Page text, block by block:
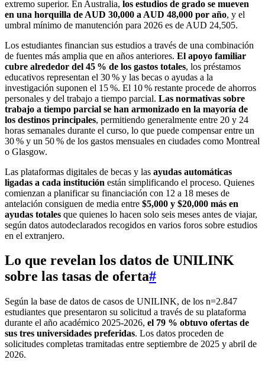
extremo superior. En Australia, los estudios de grado se mueven
en una horquilla de AUD 30,000 a AUD 48,000 por año, y el
umbral mínimo de manutención para 2026 es de AUD 24,505.
Los estudiantes financian sus estudios a través de una combinación
de fuentes más amplia que en años anteriores. El apoyo familiar
cubre alrededor del 45 % de los gastos totales, los préstamos
educativos representan el 30 % y las becas o ayudas a la
investigación suponen el 15 %. El 10 % restante procede de ahorros
personales y del trabajo a tiempo parcial. Las normativas sobre
trabajo a tiempo parcial se han armonizado en la mayoría de
los destinos principales, permitiendo generalmente entre 20 y 24
horas semanales durante el curso, lo que puede compensar entre un
30 % y un 50 % de los gastos mensuales en ciudades como Montreal
o Glasgow.
Las plataformas digitales de becas y las ayudas automáticas
ligadas a cada institución están simplificando el proceso. Quienes
comienzan a planificar su financiación con 12 a 18 meses de
antelación consiguen de media entre $5,000 y $20,000 más en
ayudas totales que quienes lo hacen solo seis meses antes de viajar,
según datos autodeclarados recogidos en varios foros sobre estudios
en el extranjero.
Lo que revelan los datos de UNILINK
sobre las tasas de oferta#
Según la base de datos de casos de UNILINK, de los n=2.847
estudiantes que presentaron su solicitud a través de su plataforma
durante el año académico 2025-2026, el 79 % obtuvo ofertas de
sus tres universidades preferidas. Los datos proceden de
solicitudes completas tramitadas entre septiembre de 2025 y abril de
2026.